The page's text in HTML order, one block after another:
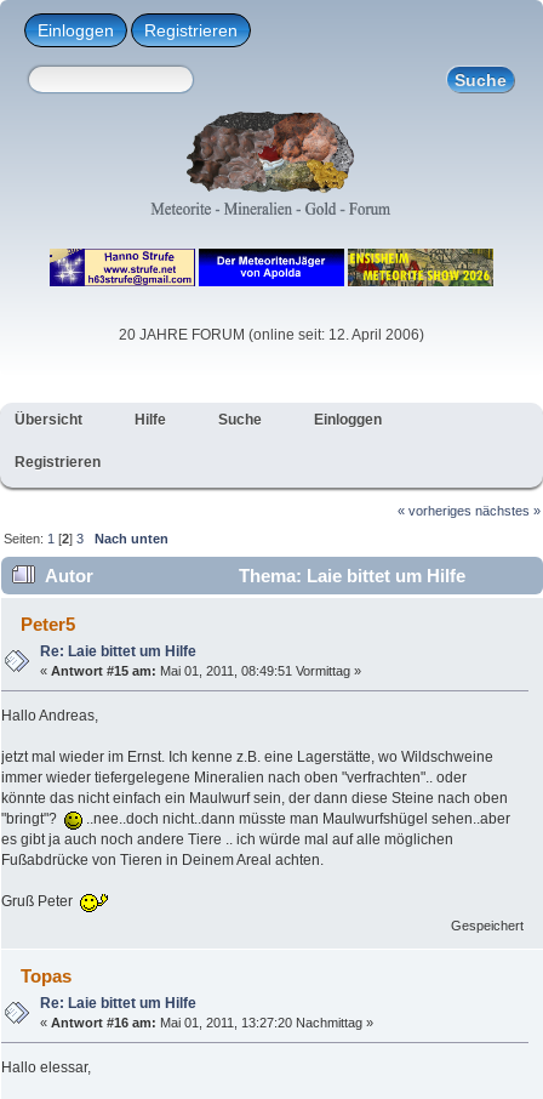
Einloggen Registrieren
20 JAHRE FORUM (online seit: 12. April 2006)
Übersicht Hilfe Suche Einloggen
Registrieren
« vorheriges nächstes »
Seiten: 1 [2]3 Nach unten
Autor
Thema: Laie bittet um Hilfe
(Gelesen 13583 mal)
Peter5
Re: Laie bittet um Hilfe
«Antwort #15 am: Mai 01, 2011, 08:49:51 Vormittag »
Hallo Andreas,
jetzt mal wieder im Ernst. Ich kenne z.B. eine Lagerstätte, wo Wildschweine
immer wieder tiefergelegene Mineralien nach oben "verfrachten".. oder
könnte das nicht einfach ein Maulwurf sein, der dann diese Steine nach oben
"bringt"?
..nee..doch nicht..dann müsste man Maulwurfshügel sehen..aber
es gibt ja auch noch andere Tiere .. ich würde mal auf alle möglichen
Fußabdrücke von Tieren in Deinem Areal achten.
Gruß Peter
Gespeichert
Topas
Re: Laie bittet um Hilfe
«Antwort #16 am: Mai 01, 2011, 13:27:20 Nachmittag »
Hallo elessar,